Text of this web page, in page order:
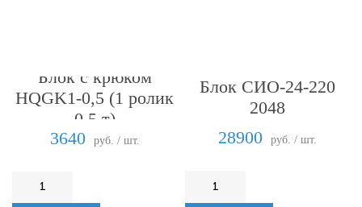
Блок с крюком
HQGK1-0,5 (1 ролик
0,5 т)
3640
руб. / шт.
Блок СИО-24-220
2048
28900
руб. / шт.